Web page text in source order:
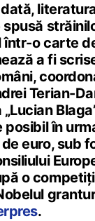
într-o carte
a fi
Terian-
posibil în
euro, sub
o
.